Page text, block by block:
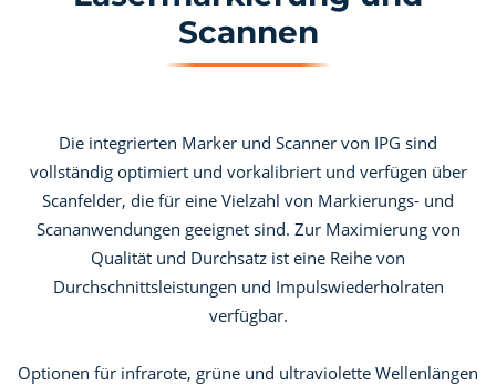
Scannen
Die integrierten Marker und Scanner von IPG sind
vollständig optimiert und vorkalibriert und verfügen über
Scanfelder, die für eine Vielzahl von Markierungs- und
Scananwendungen geeignet sind. Zur Maximierung von
Qualität und Durchsatz ist eine Reihe von
Durchschnittsleistungen und Impulswiederholraten
verfügbar.
Optionen für infrarote, grüne und ultraviolette Wellenlängen